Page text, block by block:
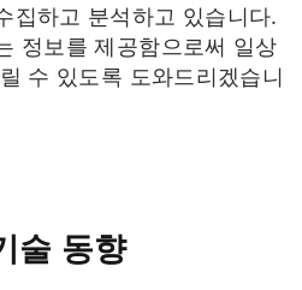
집하고 분석하고 있습니다.
정보를 제공함으로써 일상
수 있도록 도와드리겠습니
술 동향